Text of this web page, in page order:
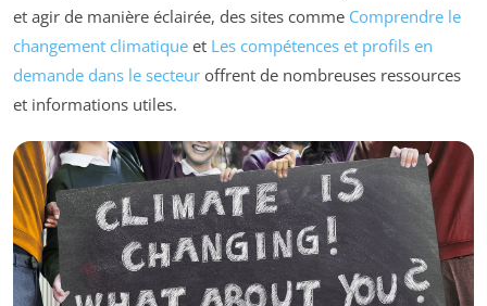
et agir de manière éclairée, des sites comme Comprendre le
changement climatique et Les compétences et profils en
demande dans le secteur offrent de nombreuses ressources
et informations utiles.